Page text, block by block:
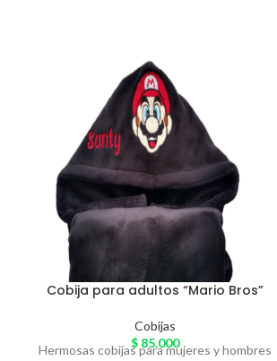
Cobija para adultos “Mario Bros”
Cobijas
$ 85.000
Hermosas cobijas para mujeres y hombres